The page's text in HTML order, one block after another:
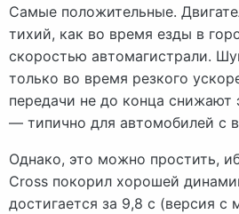
Самые положительные.
тихий, как во время езды в
скоростью автомагистрали.
только во время резкого
передачи не до конца снижают
— типично для автомобилей с
Однако, это можно простить,
Cross покорил хорошей
достигается за 9,8 с (версия с